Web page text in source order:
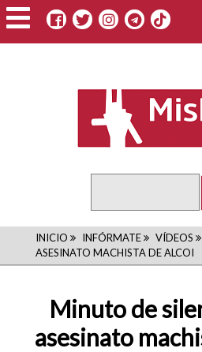
Pasar
al
contenido
INICIO INFÓRMATE VÍDEOS
ASESINATO MACHISTA DE ALCOI
Minuto de
asesinato